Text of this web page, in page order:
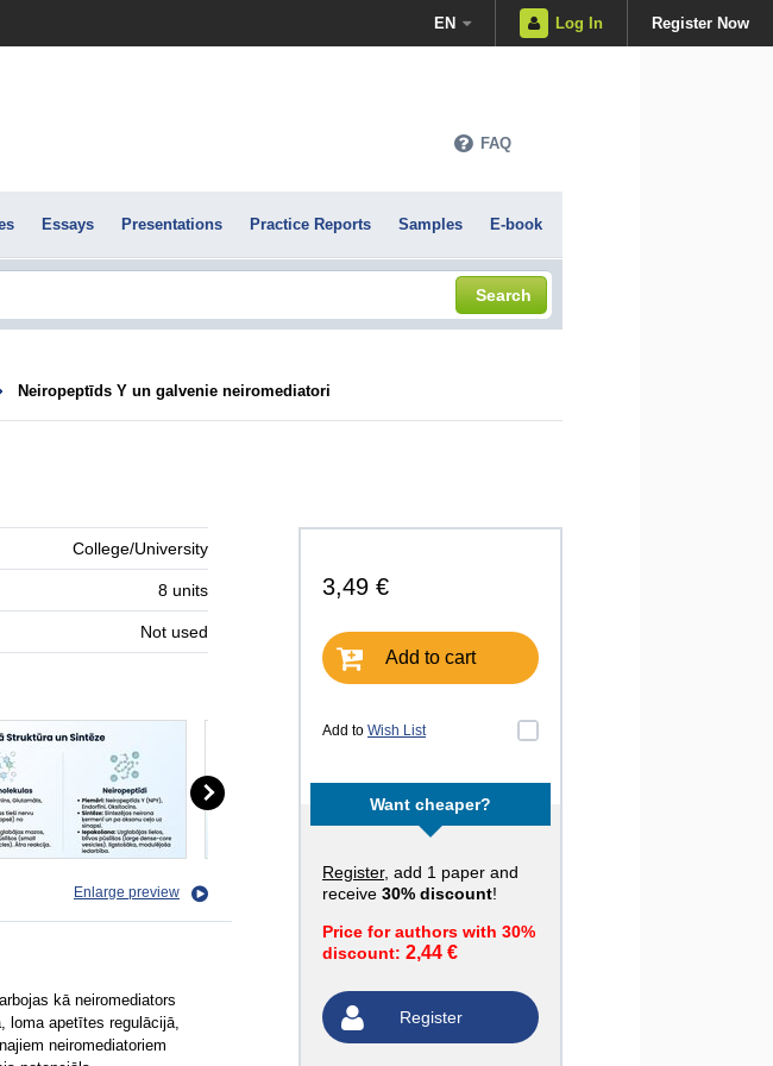
EN Log In Register Now
FAQ
Essays Presentations Practice Reports Samples E-book
Search
Neiropeptīds Y un galvenie neiromediatori
3,49 €
Add to cart
Add to Wish List
Want cheaper?
Register, add 1 paper and
receive 30% discount!
Price for authors with 30%
discount: 2,44 €
Register
College/University
8 units
Not used
Enlarge preview
kā neiromediators
loma apetītes regulācijā,
neiromediatoriem